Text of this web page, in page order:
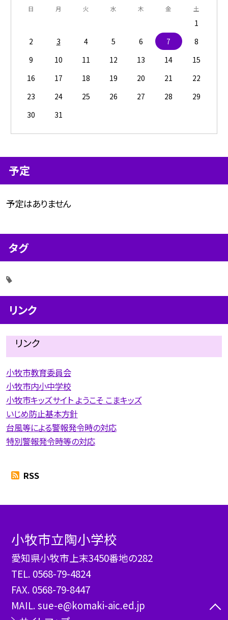
日 月 火 水 木 金 土
1
2
3 4 5 6 7
8
9
10 11 12 13 14
15
16
17 18 19 20 21
22
23
24 25 26 27 28
29
30
31
予定
予定はありません
タグ
リンク
リンク
小牧市教育委員会
小牧市内小中学校
小牧市キッズサイト ようこそ こまキッズ
いじめ防止基本方針
台風等による警報発令時の対応
特別警報発令時等の対応
RSS
小牧市立陶小学校
愛知県小牧市上末3450番地の282
TEL. 0568-79-4824
FAX. 0568-79-8447
MAIL. sue-e@komaki-aic.ed.jp